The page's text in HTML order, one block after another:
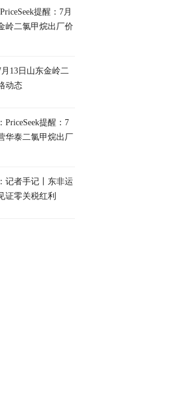
提醒：7月
岭二氯甲烷出厂价
13日山东金岭二
动态
PriceSeek提醒：7
华泰二氯甲烷出厂
记者手记丨东非运
证零关税红利